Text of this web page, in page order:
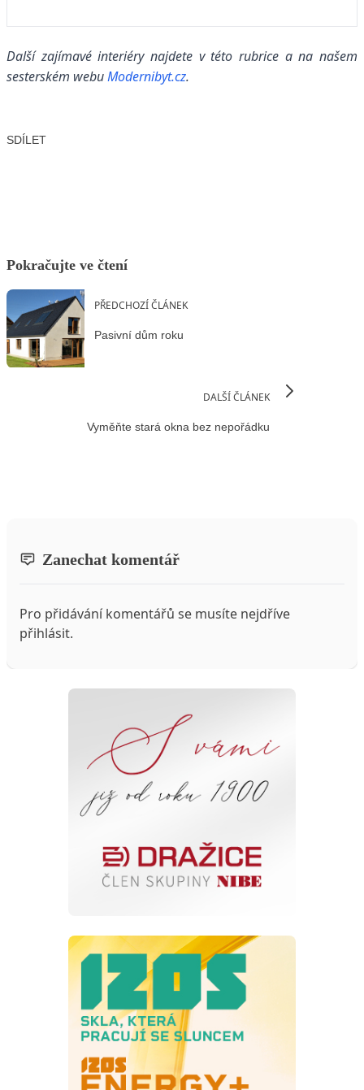
Další zajímavé interiéry najdete v této rubrice a na našem
sesterském webuModernibyt.cz.
SDÍLET
Pokračujte ve čtení
PŘEDCHOZÍ ČLÁNEK
Pasivní dům roku
DALŠÍ ČLÁNEK
Vyměňte stará okna bez nepořádku
Zanechat komentář
Pro přidávání komentářů se musíte nejdříve
přihlásit.